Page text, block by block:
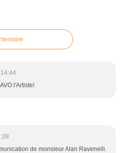
l'Artiste!
de monsieur Alan Ravenelli.